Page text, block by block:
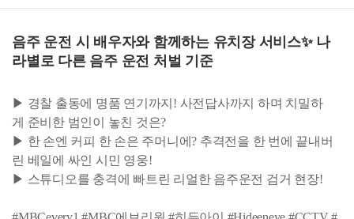
음주 운전 시 배우자와 함께하는 유치장 서비스✨ 나
라별로 다른 음주 운전 처벌 기준
▶ 경찰 출동에 명품 연기까지! 사전답사까지 하며 치밀하
게 준비한 범인이 놓친 것은?
▶ 한 손엔 커피 한 손은 주머니에? 추격전을 한 번에 끝내버
린 베일에 싸인 시민 영웅!
▶ 스튜디오를 충격에 빠트린 리얼한 음주운전 검거 현장!